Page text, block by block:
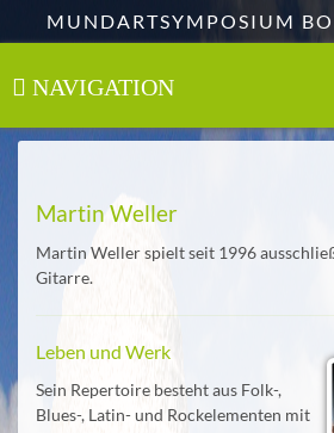
MUNDARTSYMPOSIUM
NAVIGATION
Toggle
Martin Weller
Martin Weller spielt seit 1996
Gitarre.
Leben und Werk
Sein Repertoire besteht aus Folk-,
Blues-, Latin- und Rockelementen mit